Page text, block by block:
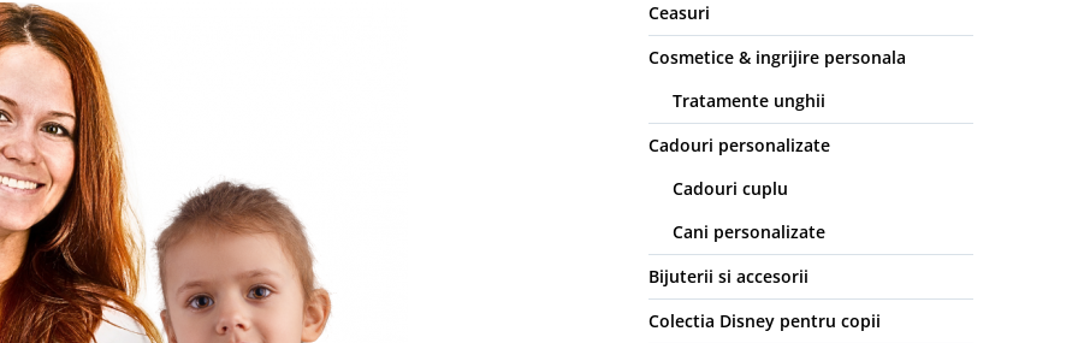
Ceasuri
Cosmetice & ingrijire personala
Tratamente unghii
Cadouri personalizate
Cadouri cuplu
Cani personalizate
Bijuterii si accesorii
Colectia Disney pentru copii